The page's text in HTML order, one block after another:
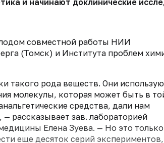
и начинают доклинические
совместной работы НИИ
(Томск) и Института проблем
такого рода веществ. Они
молекулы, которая может быть в
средства, дали нам
рассказывает зав. лабораторией
Елена Зуева. — Но это только
еще десяток серий экспериментов,